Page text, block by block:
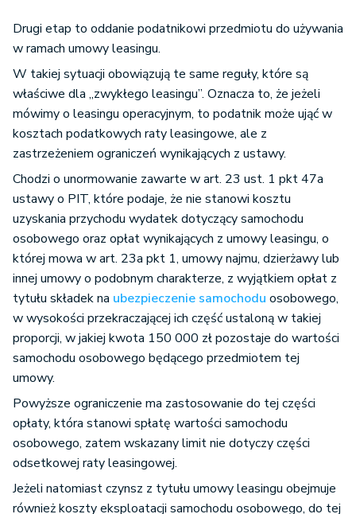
Drugi etap to oddanie podatnikowi przedmiotu do używania
w ramach umowy leasingu.
W takiej sytuacji obowiązują te same reguły, które są
właściwe dla „zwykłego leasingu”. Oznacza to, że jeżeli
mówimy o leasingu operacyjnym, to podatnik może ująć w
kosztach podatkowych raty leasingowe, ale z
zastrzeżeniem ograniczeń wynikających z ustawy.
Chodzi o unormowanie zawarte w art. 23 ust. 1 pkt 47a
ustawy o PIT, które podaje, że nie stanowi kosztu
uzyskania przychodu wydatek dotyczący samochodu
osobowego oraz opłat wynikających z umowy leasingu, o
której mowa w art. 23a pkt 1, umowy najmu, dzierżawy lub
innej umowy o podobnym charakterze, z wyjątkiem opłat z
tytułu składek na ubezpieczenie samochodu osobowego,
w wysokości przekraczającej ich część ustaloną w takiej
proporcji, w jakiej kwota 150 000 zł pozostaje do wartości
samochodu osobowego będącego przedmiotem tej
umowy.
Powyższe ograniczenie ma zastosowanie do tej części
opłaty, która stanowi spłatę wartości samochodu
osobowego, zatem wskazany limit nie dotyczy części
odsetkowej raty leasingowej.
Jeżeli natomiast czynsz z tytułu umowy leasingu obejmuje
również koszty eksploatacji samochodu osobowego, do tej